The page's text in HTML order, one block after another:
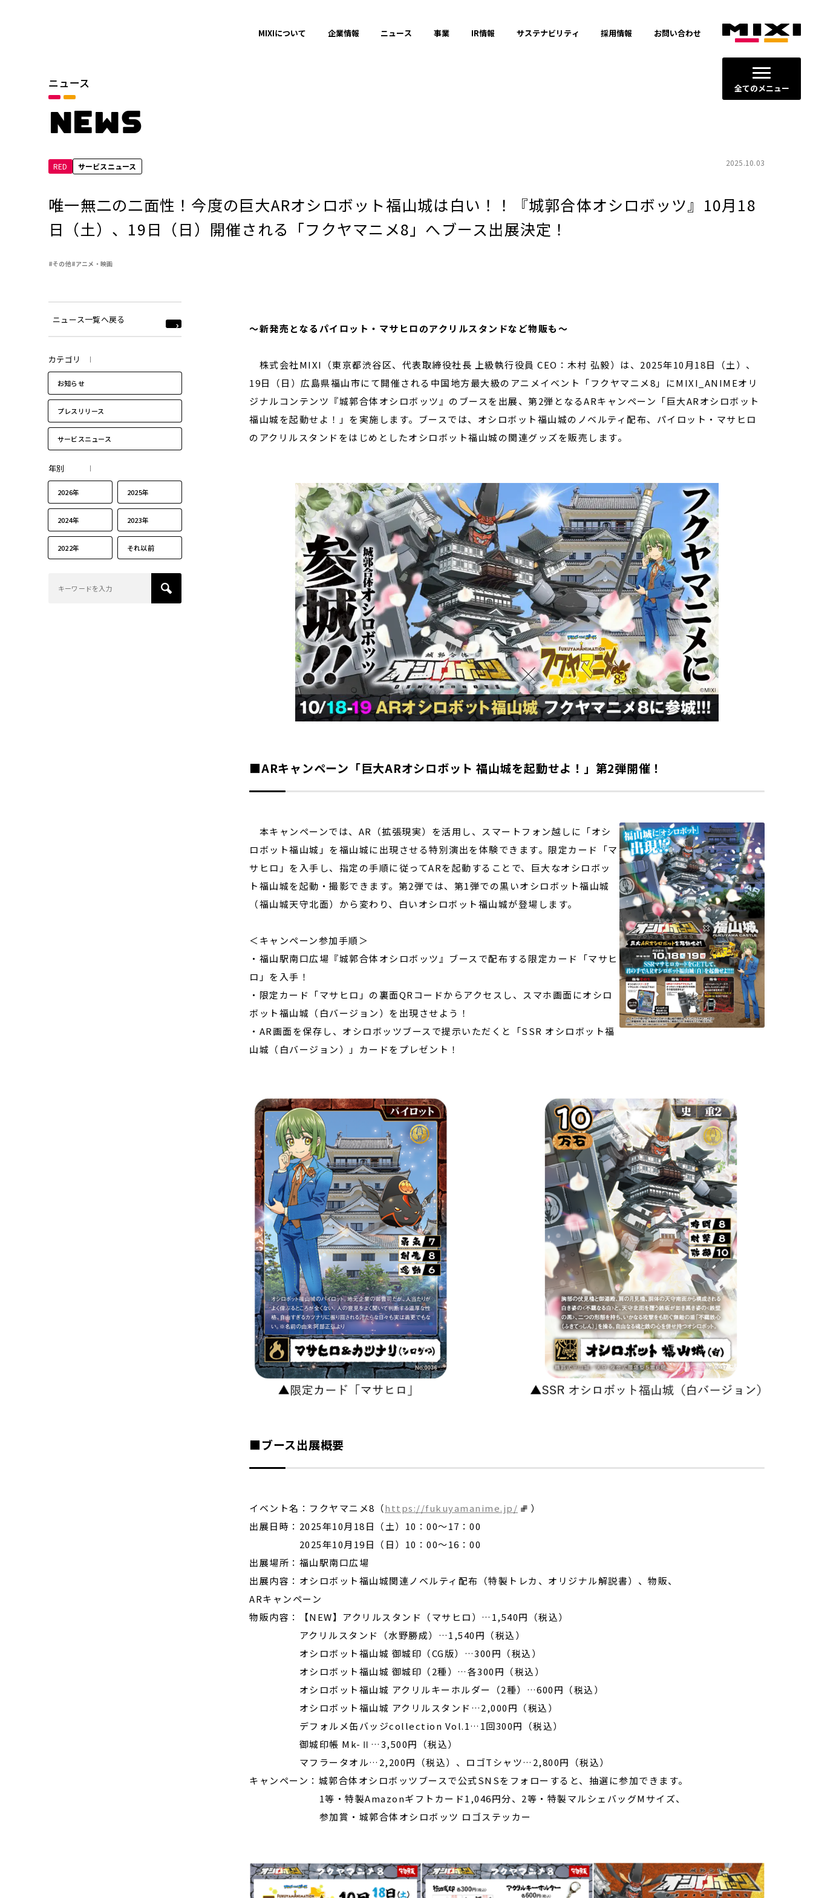
全てのメニュー
MIXIについて 企業情報 ニュース 事業 IR情報 サステナビリティ 採用情報 お問い合わせ
ニュース
NEWS
RED サービスニュース 2025.10.03
唯一無二の二面性！今度の巨大ARオシロボット福山城は白い！！『城郭合体オシロボッツ』10月18
日（土）、19日（日）開催される「フクヤマニメ8」へブース出展決定！
#その他#アニメ・映画
ニュース一覧へ戻る
カテゴリ
お知らせ
プレスリリース
サービスニュース
年別
2026年 2025年
2024年 2023年
2022年 それ以前
～新発売となるパイロット・マサヒロのアクリルスタンドなど物販も～
株式会社MIXI（東京都渋谷区、代表取締役社長 上級執行役員 CEO：木村 弘毅）は、2025年10月18日（土）、
19日（日）広島県福山市にて開催される中国地方最大級のアニメイベント「フクヤマニメ8」にMIXI_ANIMEオリ
ジナルコンテンツ『城郭合体オシロボッツ』のブースを出展、第2弾となるARキャンペーン「巨大ARオシロボット
福山城を起動せよ！」を実施します。ブースでは、オシロボット福山城のノベルティ配布、パイロット・マサヒロ
のアクリルスタンドをはじめとしたオシロボット福山城の関連グッズを販売します。
■ARキャンペーン「巨大ARオシロボット 福山城を起動せよ！」第2弾開催！
本キャンペーンでは、AR（拡張現実）を活用し、スマートフォン越しに「オシ
ロボット福山城」を福山城に出現させる特別演出を体験できます。限定カード「マ
サヒロ」を入手し、指定の手順に従ってARを起動することで、巨大なオシロボッ
ト福山城を起動・撮影できます。第2弾では、第1弾での黒いオシロボット福山城
（福山城天守北面）から変わり、白いオシロボット福山城が登場します。
＜キャンペーン参加手順＞
・福山駅南口広場『城郭合体オシロボッツ』ブースで配布する限定カード「マサヒ
ロ」を入手！
・限定カード「マサヒロ」の裏面QRコードからアクセスし、スマホ画面にオシロ
ボット福山城（白バージョン）を出現させよう！
・AR画面を保存し、オシロボッツブースで提示いただくと「SSR オシロボット福
山城（白バージョン）」カードをプレゼント！
■ブース出展概要
イベント名：フクヤマニメ8（https://fukuyamanime.jp/
）
出展日時：2025年10月18日（土）10：00～17：00
2025年10月19日（日）10：00～16：00
出展場所：福山駅南口広場
出展内容：オシロボット福山城関連ノベルティ配布（特製トレカ、オリジナル解説書）、物販、
ARキャンペーン
物販内容：【NEW】アクリルスタンド（マサヒロ）…1,540円（税込）
アクリルスタンド（水野勝成）…1,540円（税込）
オシロボット福山城 御城印（CG版）…300円（税込）
オシロボット福山城 御城印（2種）…各300円（税込）
オシロボット福山城 アクリルキーホルダー（2種）…600円（税込）
オシロボット福山城 アクリルスタンド…2,000円（税込）
デフォルメ缶バッジcollection Vol.1…1回300円（税込）
御城印帳 Mk-Ⅱ…3,500円（税込）
マフラータオル…2,200円（税込）、ロゴTシャツ…2,800円（税込）
キャンペーン：城郭合体オシロボッツブースで公式SNSをフォローすると、抽選に参加できます。
1等・特製Amazonギフトカード1,046円分、2等・特製マルシェバッグMサイズ、
参加賞・城郭合体オシロボッツ ロゴステッカー
カテゴリ
サービスニュース